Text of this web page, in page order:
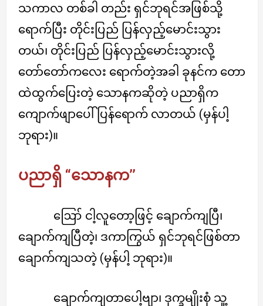
သကာလ တစ်ခါ တည်း ရှင်ဘုရင်အဖြစ်သို့
ရောက်ပြီး တိုင်းပြည် ပြန်လှည့်မောင်းသွား
တယ်၊ တိုင်းပြည် ပြန်လှည့်မောင်းသွားလို့
တော်တော်ကလေး ရောက်တဲ့အခါ ခုနင်က တော
ထဲထွက်ပြေးတဲ့ သောနကဆိုတဲ့ ပညာရှိက
ကျောက်ဖျာပေါ် ပြန်ရောက် လာတယ် (မှန်ပါ့
ဘုရား)။
ပညာရှိ “သောနက’’
ဪ ငါ့လူတော့ဖြင့် ချောက်ကျပြီ၊
ချောက်ကျပြီတဲ့၊ ဒကာကြွယ် ရှင်ဘုရင်ဖြစ်တာ
ချောက်ကျသတဲ့ (မှန်ပါ့ ဘုရား)။
ချောက်ကျတာပေါ့ဗျာ၊ ဒုက္ခမျိုးစုံ သူ့